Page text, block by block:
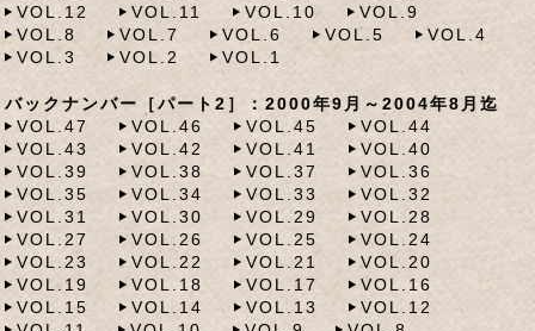
VOL.12
VOL.11 VOL.10
VOL.9
VOL.8
VOL.7 VOL.6 VOL.5
VOL.4
VOL.3
VOL.2 VOL.1
バックナンバー［パート2］：2000年9月～2004年8月迄
VOL.47
VOL.46 VOL.45
VOL.44
VOL.43
VOL.42 VOL.41
VOL.40
VOL.39
VOL.38 VOL.37
VOL.36
VOL.35
VOL.34 VOL.33
VOL.32
VOL.31
VOL.30 VOL.29
VOL.28
VOL.27
VOL.26 VOL.25
VOL.24
VOL.23
VOL.22 VOL.21
VOL.20
VOL.19
VOL.18 VOL.17
VOL.16
VOL.15
VOL.14 VOL.13
VOL.12